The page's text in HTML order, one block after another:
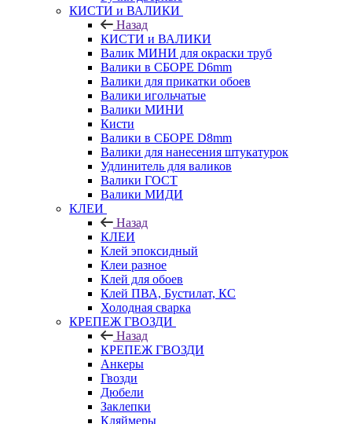
КИСТИ и ВАЛИКИ
Назад
КИСТИ и ВАЛИКИ
Валик МИНИ для окраски труб
Валики в СБОРЕ D6mm
Валики для прикатки обоев
Валики игольчатые
Валики МИНИ
Кисти
Валики в СБОРЕ D8mm
Валики для нанесения штукатурок
Удлинитель для валиков
Валики ГОСТ
Валики МИДИ
КЛЕИ
Назад
КЛЕИ
Клей эпоксидный
Клеи разное
Клей для обоев
Клей ПВА, Бустилат, КС
Холодная сварка
КРЕПЕЖ ГВОЗДИ
Назад
КРЕПЕЖ ГВОЗДИ
Анкеры
Гвозди
Дюбели
Заклепки
Кляймеры